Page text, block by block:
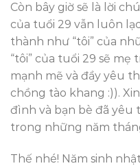
Còn bây giờ sẽ là lời
của tuổi 29 vẫn luôn
thành như “tôi” của
“tôi” của tuổi 29 sẽ
mạnh mẽ và đầy yêu
chồng tào khang :)).
đình và bạn bè đã yêu
trong những năm
Thế nhé! Năm sinh